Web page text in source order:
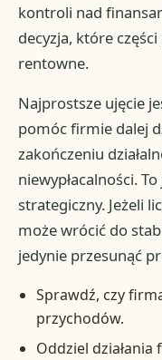
kontroli nad
decyzja, które
rentowne.
Najprostsze ujęcie
pomóc firmie dalej
zakończeniu
niewypłacalności.
strategiczny. Jeżeli
może wrócić do
jedynie przesunąć
Sprawdź, czy
przychodów.
Oddziel